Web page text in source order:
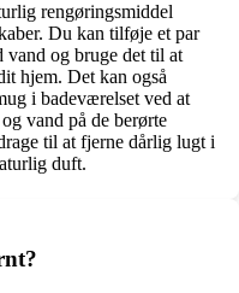
rengøringsmiddel
Du kan tilføje et par
vand og bruge det til at
hjem. Det kan også
i badeværelset ved at
vand på de berørte
til at fjerne dårlig lugt i
duft.